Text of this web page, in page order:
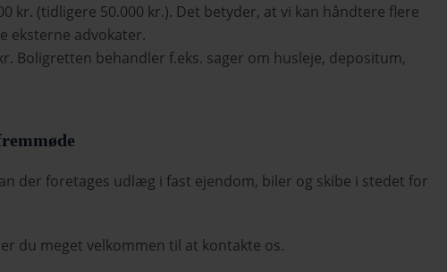
kr. (tidligere 50.000 kr.). Det betyder, at vi kan håndtere flere
eksterne advokater.
Boligretten behandler f.eks. sager om husleje, depositum,
der foretages udlæg i fast ejendom, biler og skibe i stedet for
du meget velkommen til at kontakte os.